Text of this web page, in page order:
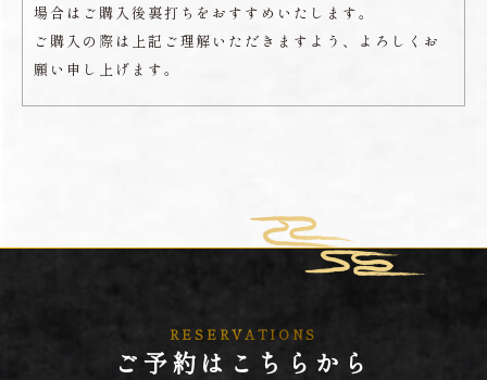
場合はご購入後裏打ちをおすすめいたします。
ご購入の際は上記ご理解いただきますよう、よろしくお
願い申し上げます。
RESERVATIONS
ご予約はこちらから